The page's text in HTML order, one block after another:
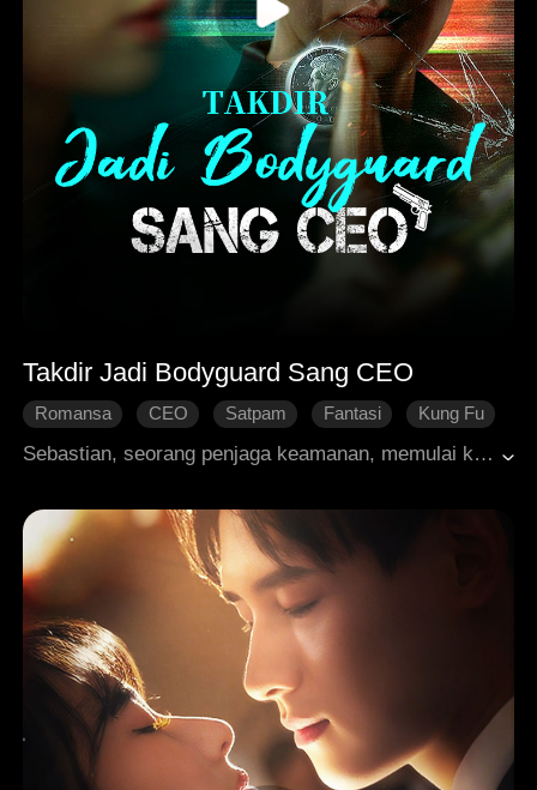
Takdir Jadi Bodyguard Sang CEO
Romansa CEO Satpam Fantasi
Kung Fu
Sebastian, seorang penjaga keamanan, memulai kariernya dengan tanpa sengaja menyinggung Olivia, pewaris bisnis miliarder. Sebagai balasan, wanita itu menyelidikinya tanpa henti, didukung ancaman dari para pelamar kaya yang cemburu. Situasi ini membuat Sebastian semakin gelisah akan terbongkarnya identitas rahasianya. Namun, takdir justru mempertemukannya kembali dengan Olivia saat dia ditugaskan khusus untuk melindunginya. Betapa terkejutnya Sebastian saat menyadari wanita yang dijaganya adalah sahabat masa kecilnya yang hilang. Pengakuan ini pun membawa mereka pada kebenaran kelam di balik pembantaian keluarga Sebastian di masa lalu. Kini, setelah menjadi prajurit tak terkalahkan, Sebastian memulai misi balas dendam untuk menghukum setiap orang yang bertanggung jawab atas tragedi keluarganya.